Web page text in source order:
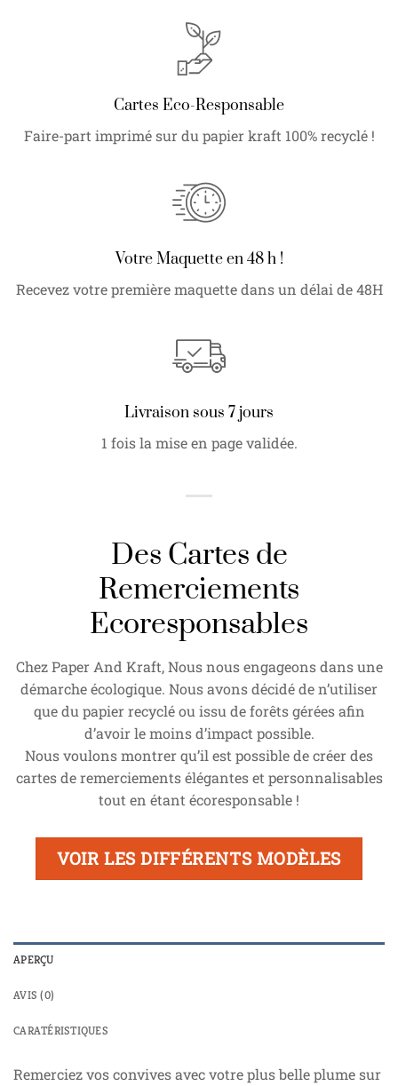
Cartes Eco-Responsable
Faire-part imprimé sur du papier kraft 100% recyclé !
Votre Maquette en 48 h !
Recevez votre première maquette dans un délai de 48H
Livraison sous 7 jours
1 fois la mise en page validée.
Des Cartes de
Remerciements
Ecoresponsables
Chez Paper And Kraft, Nous nous engageons dans une
démarche écologique. Nous avons décidé de n’utiliser
que du papier recyclé ou issu de forêts gérées afin
d’avoir le moins d’impact possible.
Nous voulons montrer qu’il est possible de créer des
cartes de remerciements élégantes et personnalisables
tout en étant écoresponsable !
VOIR LES DIFFÉRENTS MODÈLES
APERÇU
AVIS (0)
CARATÉRISTIQUES
Remerciez vos convives avec votre plus belle plume sur